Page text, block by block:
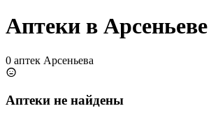
Аптеки в Арсеньеве
0 аптек Арсеньева
Аптеки не найдены